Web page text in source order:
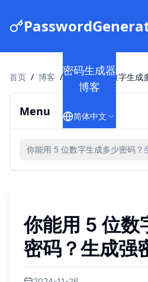
密码生成器
博客
简体中文
首页 / 博客 / 你能用 5 位数字生成
Menu
你能用 5 位数字生成多少密码？
你能用 5 位数
密码？生成强